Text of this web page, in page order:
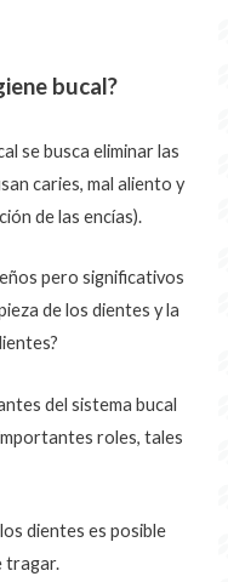
bucal?
se busca eliminar las
caries, mal aliento y
de las encías).
pero significativos
de los dientes y la
del sistema bucal
roles, tales
dientes es posible
tragar.